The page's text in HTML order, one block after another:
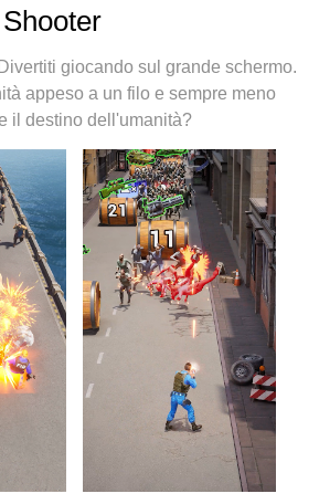
rende Last Z: Survival Shooter un
di emulazione può liberare tutto
giocando sul grande schermo.
appeso a un filo e sempre meno
il destino dell'umanità?